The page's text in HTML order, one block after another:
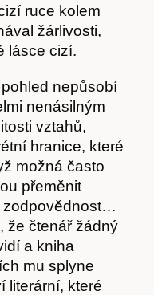
ruce kolem
žárlivosti,
lásce cizí.
nepůsobí
nenásilným
vztahů,
hranice, které
možná často
přeměnit
zodpovědnost…
že čtenář žádný
a kniha
mu splyne
literární, které